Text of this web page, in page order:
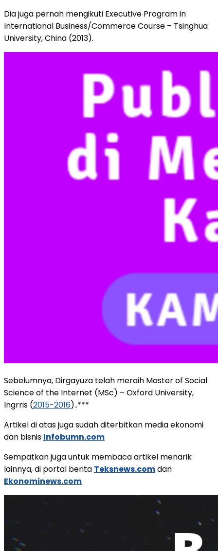
Dia juga pernah mengikuti Executive Program in
International Business/Commerce Course – Tsinghua
University, China (2013).
Sebelumnya, Dirgayuza telah meraih Master of Social
Science of the Internet (MSc) – Oxford University,
Ingrris (2015-2016)..***
Artikel di atas juga sudah diterbitkan media ekonomi
dan bisnis Infobumn.com
Sempatkan juga untuk membaca artikel menarik
lainnya, di portal berita Teksnews.comdan
Ekonominews.com